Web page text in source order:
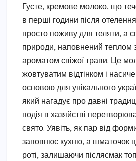
Густе, кремове молоко, що
в перші години після
просто поживу для теляти, а
природи, наповнений теплом
ароматом свіжої трави. Це
жовтуватим відтінком і
основою для унікального
який нагадує про давні
подія в хазяйстві
свято. Уявіть, як пар від
заповнює кухню, а шматочок
роті, залишаючи післясмак